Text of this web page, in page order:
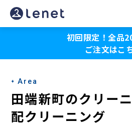
田
端
町
の
ク
リ
初回限定！全品
ご注文はこ
Area
田端新町のクリー
配クリーニング